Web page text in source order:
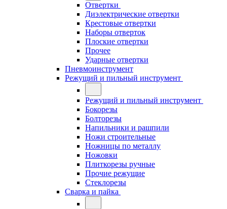
Отвертки
Диэлектрические отвертки
Крестовые отвертки
Наборы отверток
Плоские отвертки
Прочее
Ударные отвертки
Пневмоинструмент
Режущий и пильный инструмент
Режущий и пильный инструмент
Бокорезы
Болторезы
Напильники и рашпили
Ножи строительные
Ножницы по металлу
Ножовки
Плиткорезы ручные
Прочие режущие
Стеклорезы
Сварка и пайка